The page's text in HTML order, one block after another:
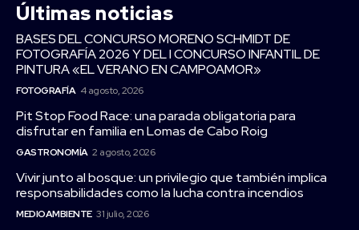
Últimas noticias
BASES DEL CONCURSO MORENO SCHMIDT DE
FOTOGRAFÍA 2026 Y DEL I CONCURSO INFANTIL DE
PINTURA «EL VERANO EN CAMPOAMOR»
FOTOGRAFÍA 4 agosto, 2026
Pit Stop Food Race: una parada obligatoria para
disfrutar en familia en Lomas de Cabo Roig
GASTRONOMÍA 2 agosto, 2026
Vivir junto al bosque: un privilegio que también implica
responsabilidades como la lucha contra incendios
MEDIOAMBIENTE 31 julio, 2026